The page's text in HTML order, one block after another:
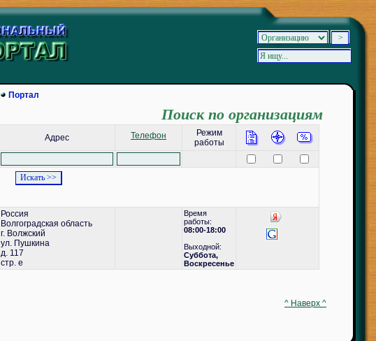
Портал
Поиск по организациям
Адрес Телефон
Режим
работы
Россия
Волгоградская область
г. Волжский
ул. Пушкина
д. 117
стр. е
Время
работы:
08:00-18:00
Выходной:
Суббота,
Воскресенье
^ Наверх ^